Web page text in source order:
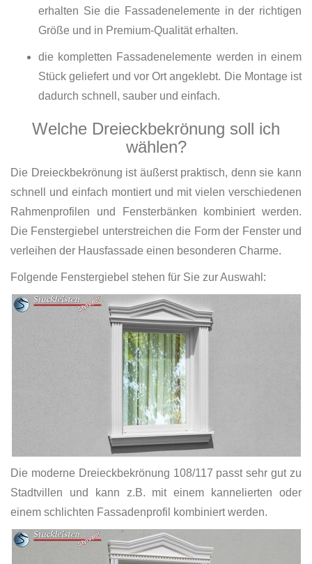
erhalten Sie die Fassadenelemente in der richtigen
Größe und in Premium-Qualität erhalten.
die kompletten Fassadenelemente werden in einem
Stück geliefert und vor Ort angeklebt. Die Montage ist
dadurch schnell, sauber und einfach.
Welche Dreieckbekrönung soll ich
wählen?
Die Dreieckbekrönung ist äußerst praktisch, denn sie kann
schnell und einfach montiert und mit vielen verschiedenen
Rahmenprofilen und Fensterbänken kombiniert werden.
Die Fenstergiebel unterstreichen die Form der Fenster und
verleihen der Hausfassade einen besonderen Charme.
Folgende Fenstergiebel stehen für Sie zur Auswahl:
Die moderne Dreieckbekrönung 108/117 passt sehr gut zu
Stadtvillen und kann z.B. mit einem kannelierten oder
einem schlichten Fassadenprofil kombiniert werden.